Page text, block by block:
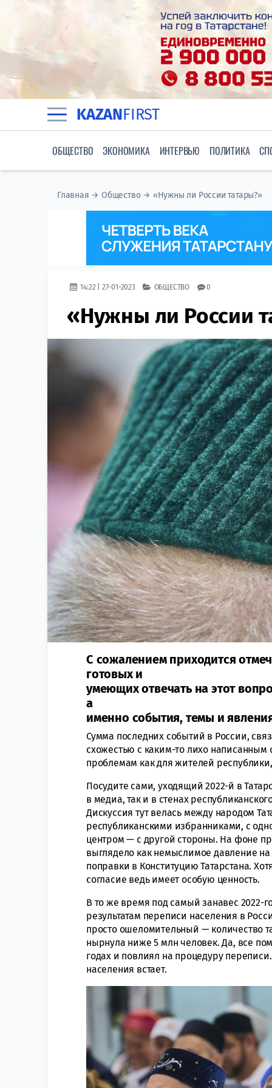
KAZANFIRST
ОБЩЕСТВО ЭКОНОМИКА ИНТЕРВЬЮ ПОЛИТИКА
Главная →Общество→ «Нужны ли России татары?»
14:22 | 27-01-2023 ОБЩЕСТВО 0
«Нужны ли России
С сожалением приходится
готовых и
умеющих отвечать на этот
а
именно события, темы и
Сумма последних событий в России,
схожестью с каким-то лихо
проблемам как для жителей
Посудите сами, уходящий 2022-й в
в медиа, так и в стенах
Дискуссия тут велась между народом
республиканскими избранниками, с
центром — с другой стороны. На фоне
выглядело как немыслимое давление на
поправки в Конституцию Татарстана.
согласие ведь имеет особую ценность.
В то же время под самый занавес 2022-
результатам переписи населения в
просто ошеломительный — количество
нырнула ниже 5 млн человек. Да, все
годах и повлиял на процедуру
населения встает.